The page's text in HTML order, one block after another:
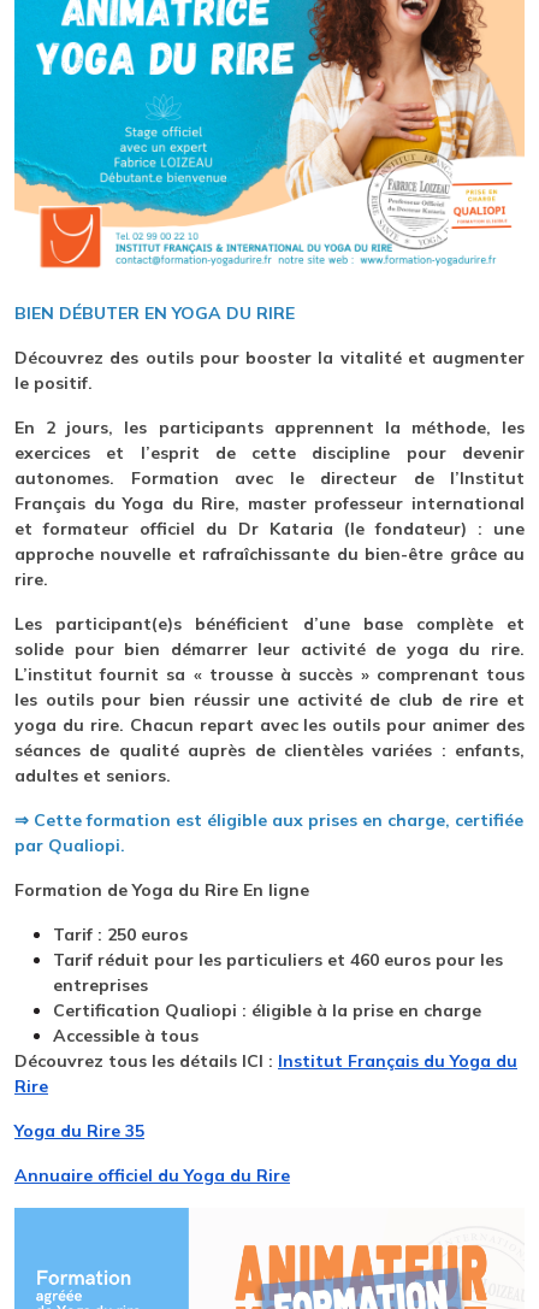
BIEN DÉBUTER EN YOGA DU RIRE
Découvrez des outils pour booster la vitalité et augmenter
le positif.
En 2 jours, les participants apprennent la méthode, les
exercices et l’esprit de cette discipline pour devenir
autonomes. Formation avec le directeur de l’Institut
Français du Yoga du Rire, master professeur international
et formateur officiel du Dr Kataria (le fondateur) : une
approche nouvelle et rafraîchissante du bien-être grâce au
rire.
Les participant(e)s bénéficient d’une base complète et
solide pour bien démarrer leur activité de yoga du rire.
L’institut fournit sa « trousse à succès » comprenant tous
les outils pour bien réussir une activité de club de rire et
yoga du rire. Chacun repart avec les outils pour animer des
séances de qualité auprès de clientèles variées : enfants,
adultes et seniors.
⇒ Cette formation est éligible aux prises en charge, certifiée
par Qualiopi.
Formation de Yoga du Rire En ligne
Tarif : 250 euros
Tarif réduit pour les particuliers et 460 euros pour les
entreprises
Certification Qualiopi : éligible à la prise en charge
Accessible à tous
Découvrez tous les détails ICI : Institut Français du Yoga du
Rire
Yoga du Rire 35
Annuaire officiel du Yoga du Rire